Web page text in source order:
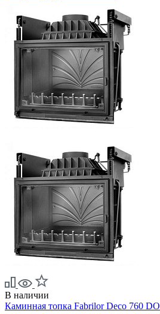
В наличии
Каминная топка Fabrilor Deco 760 DO